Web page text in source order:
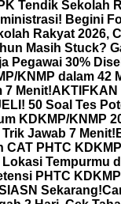
Tendik Sekolah
Begini
Rakyat 2026,
Masih Stuck?
Pegawai 30%
KNMP dalam 42
7 Menit!AKTIFKAN
50 Soal Tes
KDKMP/KNMP
Jawab 7 Menit!
CAT PHTC
Tempurmu
PHTC
Sekarang!